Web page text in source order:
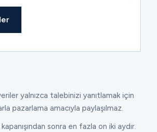
yalnızca talebinizi yanıtlamak için
pazarlama amacıyla paylaşılmaz.
sonra en fazla on iki aydır.